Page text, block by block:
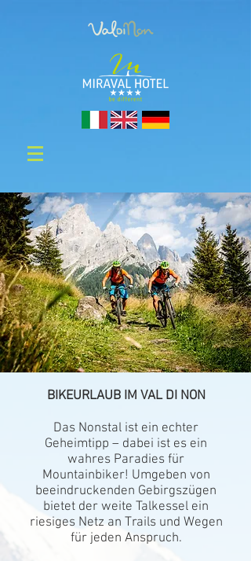
BIKEURLAUB IM VAL DI NON
Das Nonstal ist ein echter
Geheimtipp – dabei ist es ein
wahres Paradies für
Mountainbiker! Umgeben von
beeindruckenden Gebirgszügen
bietet der weite Talkessel ein
riesiges Netz an Trails und Wegen
für jeden Anspruch.